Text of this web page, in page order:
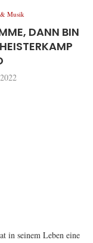
Musik
DANN BIN
in seinem Leben eine